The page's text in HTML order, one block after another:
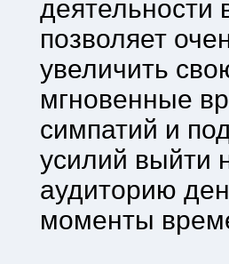
деятельности
позволяет
увеличить
мгновенные
симпатий и
усилий выйти
аудиторию
моменты